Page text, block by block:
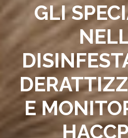
GLI
E